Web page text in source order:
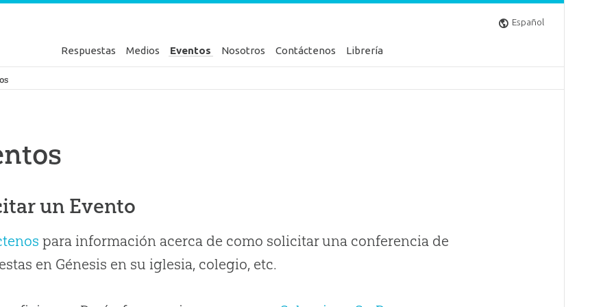
Español
Respuestas Medios Eventos Nosotros Contáctenos Librería
Génesis
un Evento
para información acerca de como solicitar una conferencia de
en Génesis en su iglesia, colegio, etc.